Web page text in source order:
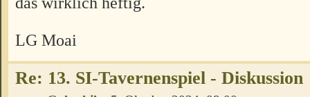
LG Moai
Re: 13. SI-Tavernenspiel - Diskussion